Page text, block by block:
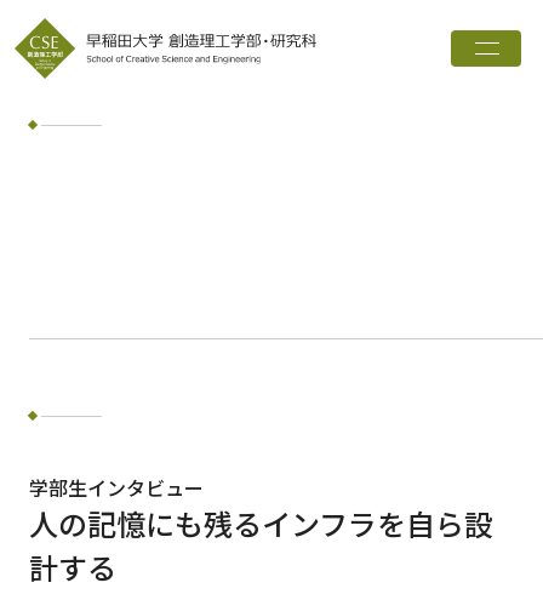
トップ
創造理工学部とは
検索
学部生インタビュー
人の記憶にも残るインフラを自ら設
計する